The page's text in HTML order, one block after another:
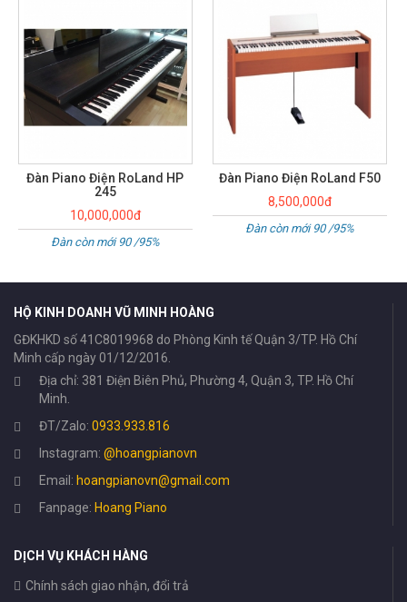
Đàn Piano Điện RoLand F50
Đàn còn mới 90 /95%
Đàn Piano Điện RoLand HP
5,500,000đ
HỘ KINH DOANH VŨ MINH HOÀNG
GĐKHKD số 41C8019968 do Phòng Kinh tế Quận 3/TP. Hồ Chí
Minh cấp ngày 01/12/2016.
Địa chỉ: 381 Điện Biên Phủ, Phường 4, Quận 3, TP. Hồ Chí
Minh.
ĐT/Zalo: 0933.933.816
Instagram: @hoangpianovn
Email: hoangpianovn@gmail.com
Fanpage: Hoang Piano
DỊCH VỤ KHÁCH HÀNG
Chính sách giao nhận, đổi trả